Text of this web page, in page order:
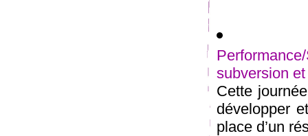
subversion
Cette
développer
place d’un